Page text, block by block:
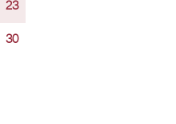
23
30